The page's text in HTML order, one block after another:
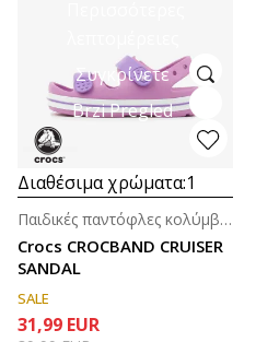
Συγκρίνετε
Brzi Pregled
Διαθέσιμα χρώματα:1
Crocs CROCBAND CRUISER
SANDAL
Παιδικές παντόφλες κολύμβησης για κορίτσια
SALE
31,99 EUR